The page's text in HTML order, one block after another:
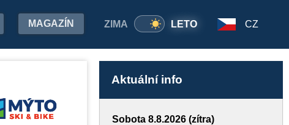
ZIMA LETO
MAGAZÍN CZ
Aktuální info
Sobota 8.8.2026 (zítra)